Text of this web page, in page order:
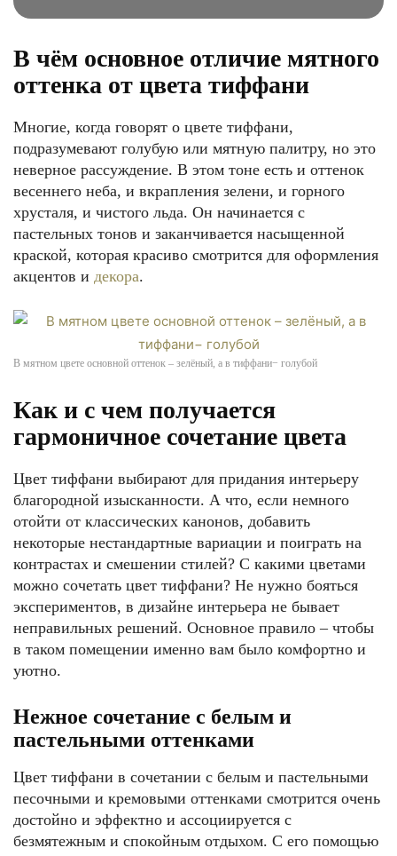
В чём основное отличие мятного
оттенка от цвета тиффани
Многие, когда говорят о цвете тиффани,
подразумевают голубую или мятную палитру, но это
неверное рассуждение. В этом тоне есть и оттенок
весеннего неба, и вкрапления зелени, и горного
хрусталя, и чистого льда. Он начинается с
пастельных тонов и заканчивается насыщенной
краской, которая красиво смотрится для оформления
акцентов и декора.
В мятном цвете основной оттенок – зелёный, а в тиффани− голубой
Как и с чем получается
гармоничное сочетание цвета
Цвет тиффани выбирают для придания интерьеру
благородной изысканности. А что, если немного
отойти от классических канонов, добавить
некоторые нестандартные вариации и поиграть на
контрастах и смешении стилей? С какими цветами
можно сочетать цвет тиффани? Не нужно бояться
экспериментов, в дизайне интерьера не бывает
неправильных решений. Основное правило – чтобы
в таком помещении именно вам было комфортно и
уютно.
Нежное сочетание с белым и
пастельными оттенками
Цвет тиффани в сочетании с белым и пастельными
песочными и кремовыми оттенками смотрится очень
достойно и эффектно и ассоциируется с
безмятежным и спокойным отдыхом. С его помощью